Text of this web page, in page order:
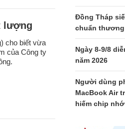
lượng
cho biết vừa
của Công ty
Đồng Tháp
chuẩn
Ngày 8-9/8
năm 2026
Người dùng
MacBook Air
hiếm chip nhớ